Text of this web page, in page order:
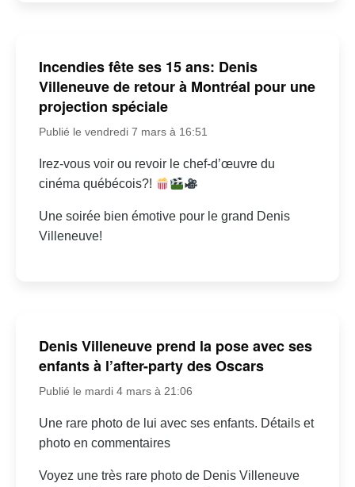
Incendies fête ses 15 ans: Denis
Villeneuve de retour à Montréal pour une
projection spéciale
Publié le vendredi 7 mars à 16:51
Irez-vous voir ou revoir le chef-d’œuvre du
cinéma québécois?!
Une soirée bien émotive pour le grand Denis
Villeneuve!
Denis Villeneuve prend la pose avec ses
enfants à l’after-party des Oscars
Publié le mardi 4 mars à 21:06
Une rare photo de lui avec ses enfants. Détails et
photo en commentaires
Voyez une très rare photo de Denis Villeneuve